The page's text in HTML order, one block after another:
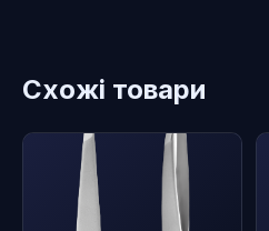
Схожі товари